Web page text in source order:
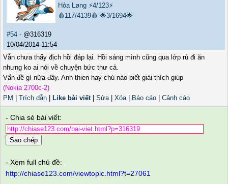
Hỏa Løng ⚡4/123⚡
🩸117/4139🩸 🌟3/1694🌟
#54 - @316319
10/04/2014 11:54
Vẫn chưa thấy địch hồi đáp lại. Hồi sáng mình cũng qua lớp rủ đi ăn
nhưng ko ai nói về chuyện bức thư cả.
Vấn đề gì nữa đây. Anh thien hay chú nào biết giải thích giúp
(Nokia 2700c-2)
PM
Trích dẫn Like bài viết| Sửa| Xóa| Báo cáo Cảnh cáo
- Chia sẻ bài viết:
Sao chép
- Xem full chủ đề:
http://chiase123.com/viewtopic.html?t=27061